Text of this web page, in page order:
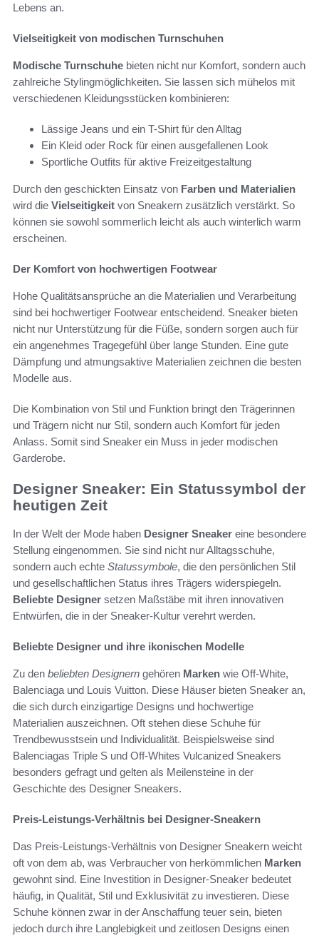
Lebens an.
Vielseitigkeit von modischen Turnschuhen
Modische Turnschuhe bieten nicht nur Komfort, sondern auch
zahlreiche Stylingmöglichkeiten. Sie lassen sich mühelos mit
verschiedenen Kleidungsstücken kombinieren:
Lässige Jeans und ein T-Shirt für den Alltag
Ein Kleid oder Rock für einen ausgefallenen Look
Sportliche Outfits für aktive Freizeitgestaltung
Durch den geschickten Einsatz von Farben und Materialien
wird die Vielseitigkeit von Sneakern zusätzlich verstärkt. So
können sie sowohl sommerlich leicht als auch winterlich warm
erscheinen.
Der Komfort von hochwertigen Footwear
Hohe Qualitätsansprüche an die Materialien und Verarbeitung
sind bei hochwertiger Footwear entscheidend. Sneaker bieten
nicht nur Unterstützung für die Füße, sondern sorgen auch für
ein angenehmes Tragegefühl über lange Stunden. Eine gute
Dämpfung und atmungsaktive Materialien zeichnen die besten
Modelle aus.
Die Kombination von Stil und Funktion bringt den Trägerinnen
und Trägern nicht nur Stil, sondern auch Komfort für jeden
Anlass. Somit sind Sneaker ein Muss in jeder modischen
Garderobe.
Designer Sneaker: Ein Statussymbol der
heutigen Zeit
In der Welt der Mode haben Designer Sneaker eine besondere
Stellung eingenommen. Sie sind nicht nur Alltagsschuhe,
sondern auch echte Statussymbole, die den persönlichen Stil
und gesellschaftlichen Status ihres Trägers widerspiegeln.
Beliebte Designer setzen Maßstäbe mit ihren innovativen
Entwürfen, die in der Sneaker-Kultur verehrt werden.
Beliebte Designer und ihre ikonischen Modelle
Zu den beliebten Designern gehören Marken wie Off-White,
Balenciaga und Louis Vuitton. Diese Häuser bieten Sneaker an,
die sich durch einzigartige Designs und hochwertige
Materialien auszeichnen. Oft stehen diese Schuhe für
Trendbewusstsein und Individualität. Beispielsweise sind
Balenciagas Triple S und Off-Whites Vulcanized Sneakers
besonders gefragt und gelten als Meilensteine in der
Geschichte des Designer Sneakers.
Preis-Leistungs-Verhältnis bei Designer-Sneakern
Das Preis-Leistungs-Verhältnis von Designer Sneakern weicht
oft von dem ab, was Verbraucher von herkömmlichen Marken
gewohnt sind. Eine Investition in Designer-Sneaker bedeutet
häufig, in Qualität, Stil und Exklusivität zu investieren. Diese
Schuhe können zwar in der Anschaffung teuer sein, bieten
jedoch durch ihre Langlebigkeit und zeitlosen Designs einen